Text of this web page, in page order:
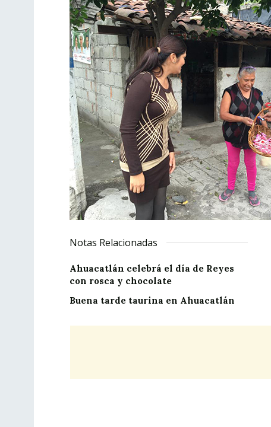
Notas Relacionadas
Ahuacatlán celebrá el día de Reyes
con rosca y chocolate
Buena tarde taurina en Ahuacatlán